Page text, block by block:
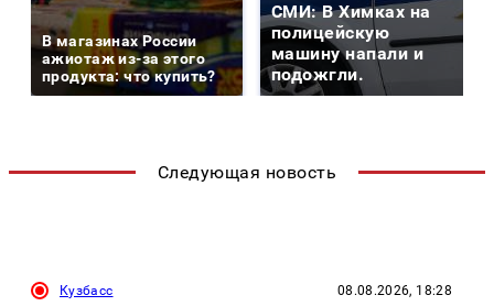
В магазинах России
ажиотаж из-за этого
продукта: что купить?
СМИ: В Химках на
полицейскую
машину напали и
подожгли.
Следующая новость
Кузбасс 08.08.2026, 18:28